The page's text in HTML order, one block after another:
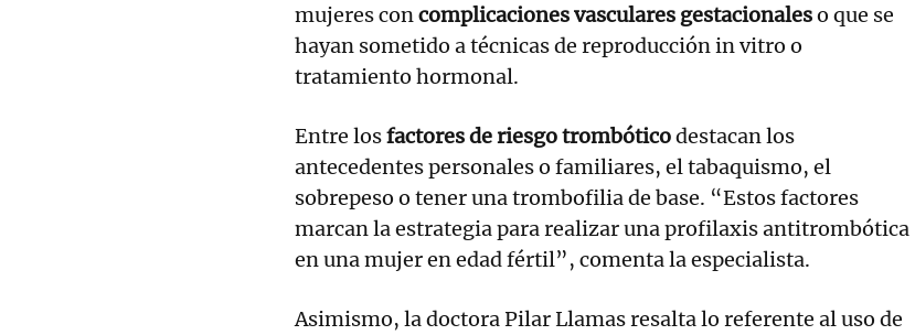
mujeres concomplicaciones vasculares gestacionaleso que se
hayan sometido a técnicas de reproducción in vitro o
tratamiento hormonal.
Entre losfactores de riesgo trombóticodestacan los
antecedentes personales o familiares, el tabaquismo, el
sobrepeso o tener una trombofilia de base. “Estos factores
marcan la estrategia para realizar una profilaxis antitrombótica
en una mujer en edad fértil”, comenta la especialista.
Asimismo, la doctora Pilar Llamas resalta lo referente al uso de